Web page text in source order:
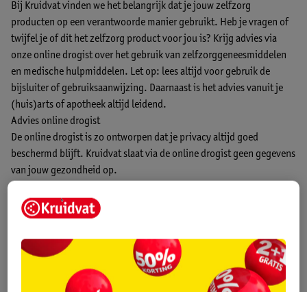
Bij Kruidvat vinden we het belangrijk dat je jouw zelfzorg
producten op een verantwoorde manier gebruikt. Heb je vragen of
twijfel je of dit het zelfzorg product voor jou is? Krijg advies via
onze online drogist over het gebruik van zelfzorggeneesmiddelen
en medische hulpmiddelen. Let op: lees altijd voor gebruik de
bijsluiter of gebruiksaanwijzing. Daarnaast is het advies vanuit je
(huis)arts of apotheek altijd leidend.
Advies online drogist
De online drogist is zo ontworpen dat je privacy altijd goed
beschermd blijft. Kruidvat slaat via de online drogist geen gegevens
van jouw gezondheid op.
Heb je na het lezen van de informatie op deze pagina nog vragen
over dit geneesmiddel? Bel dan onze klantenservice en vraag naar
één van onze gediplomeerde (assistent-) drogisten op
telefoonnummer 0318 798 000 (tegen lokaal tarief). Wij zijn
telefonisch bereikbaar van maandag t/m vrijdag van 9.30 uur tot
17.30 uur en zaterdag van 13.00 uur tot 17.00 uur. Op zon- en